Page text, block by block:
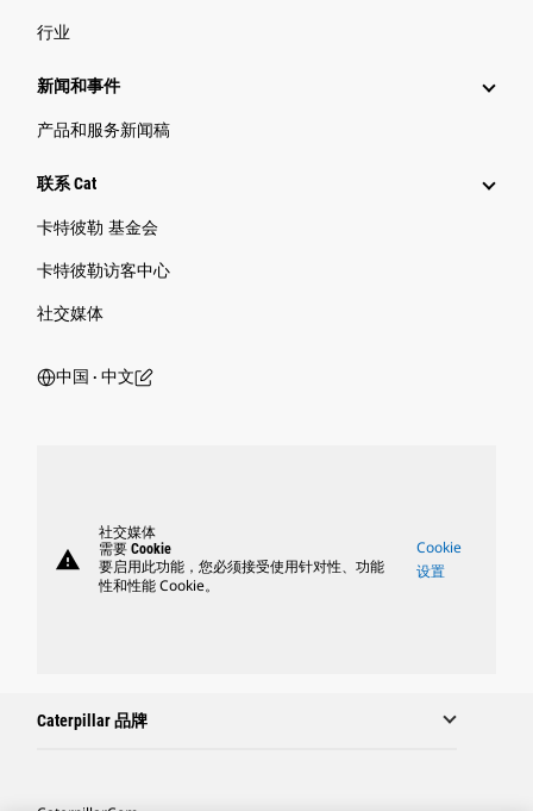
行业
新闻和事件
产品和服务新闻稿
联系 Cat
卡特彼勒 基金会
卡特彼勒访客中心
社交媒体
中国 ‧ 中文
warning
社交媒体
需要 Cookie
要启用此功能，您必须接受使用针对性、功能
性和性能 Cookie。
Cookie
设置
Caterpillar 品牌